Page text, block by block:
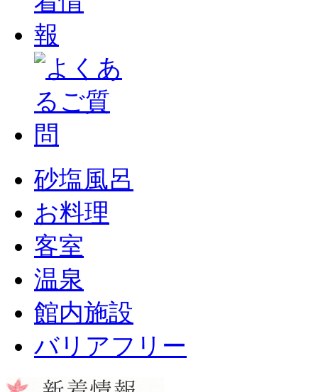
砂塩風呂
お料理
客室
温泉
館内施設
バリアフリー